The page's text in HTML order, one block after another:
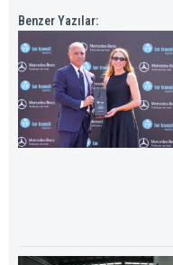
Benzer Yazılar: